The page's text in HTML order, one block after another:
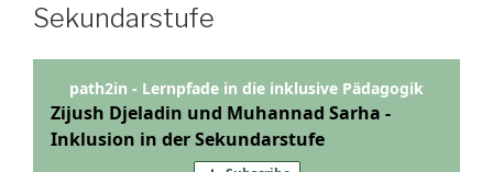
Sekundarstufe